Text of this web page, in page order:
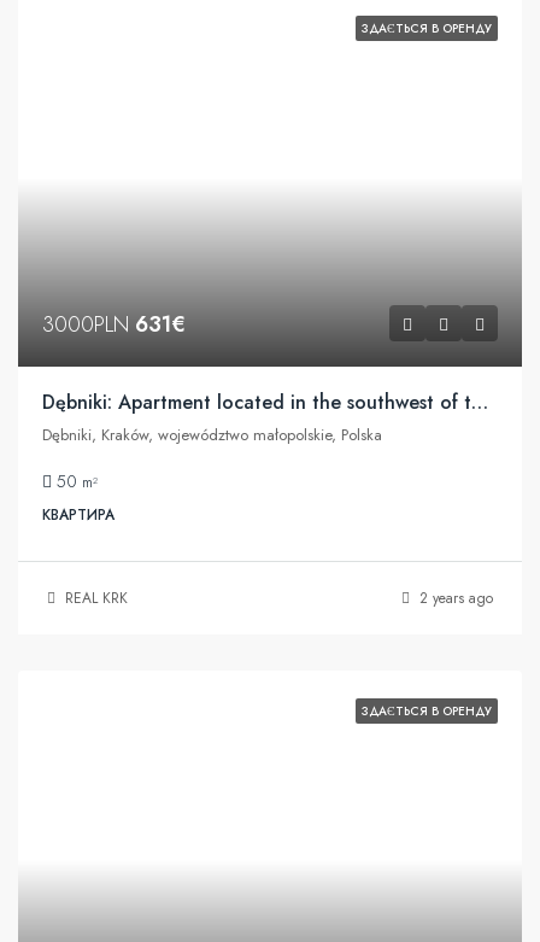
ЗДАЄТЬСЯ В ОРЕНДУ
3000PLN 631€
Dębniki: Apartment located in the southwest of the City
Dębniki, Kraków, województwo małopolskie, Polska
50 m²
КВАРТИРА
REAL KRK 2 years ago
ЗДАЄТЬСЯ В ОРЕНДУ